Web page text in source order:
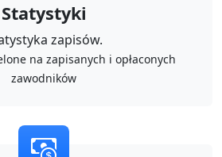
Statystyki
zapisów.
na zapisanych i opłaconych
zawodników